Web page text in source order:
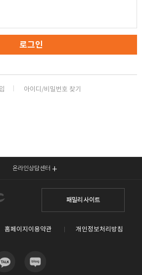
로그인
아이디/비밀번호 찾기
온라인상담센터
패밀리 사이트
홈페이지이용약관 개인정보처리방침